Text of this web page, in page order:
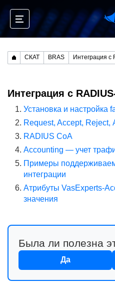
СКАТ BRAS Интеграция с
Интеграция с
Установка и настройка
Request, Accept, Reject,
RADIUS CoA
Accounting — учет
Примеры
интеграции
Атрибуты VasExperts-
значения
Была ли полезна
Да